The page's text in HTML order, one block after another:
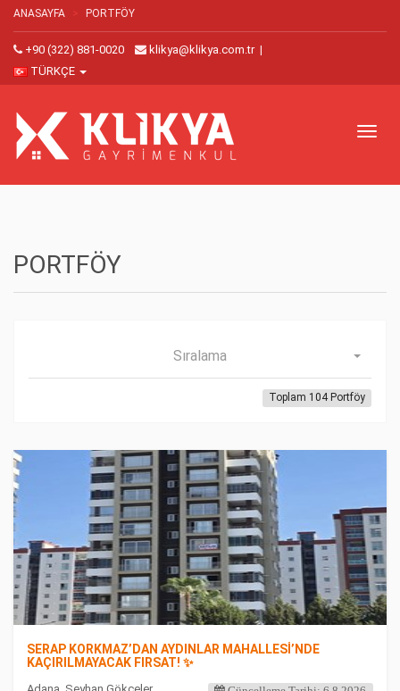
ANASAYFA PORTFÖY
+90 (322) 881-0020 klikya@klikya.com.tr|
TÜRKÇE
PORTFÖY
Sıralama
Toplam 104 Portföy
SERAP KORKMAZ’DAN AYDINLAR MAHALLESİ’NDE
KAÇIRILMAYACAK FIRSAT! ✨